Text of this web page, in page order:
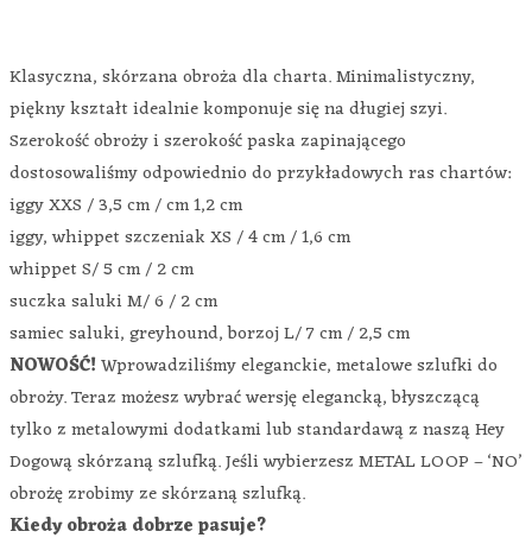
Klasyczna, skórzana obroża dla charta. Minimalistyczny,
piękny kształt idealnie komponuje się na długiej szyi.
Szerokość obroży i szerokość paska zapinającego
dostosowaliśmy odpowiednio do przykładowych ras chartów:
iggy XXS / 3,5 cm / cm 1,2 cm
iggy, whippet szczeniak XS / 4 cm / 1,6 cm
whippet S/ 5 cm / 2 cm
suczka saluki M/ 6 / 2 cm
samiec saluki, greyhound, borzoj L/ 7 cm / 2,5 cm
NOWOŚĆ!Wprowadziliśmy eleganckie, metalowe szlufki do
obroży. Teraz możesz wybrać wersję elegancką, błyszczącą
tylko z metalowymi dodatkami lub standardawą z naszą Hey
Dogową skórzaną szlufką. Jeśli wybierzesz METAL LOOP – ‘NO’
obrożę zrobimy ze skórzaną szlufką.
Kiedy obroża dobrze pasuje?